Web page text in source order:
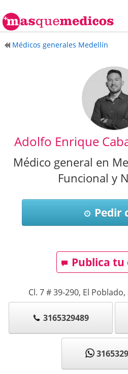
Médicos generales Medellín
Adolfo Enrique
Médico general en
Funcional y
Pedir
Publica
Cl. 7 # 39-290, El
3165329489